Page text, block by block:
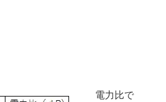
電力比で